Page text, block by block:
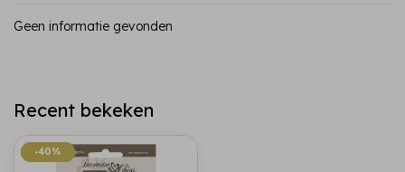
Geen informatie gevonden
Recent bekeken
-40%
-40%